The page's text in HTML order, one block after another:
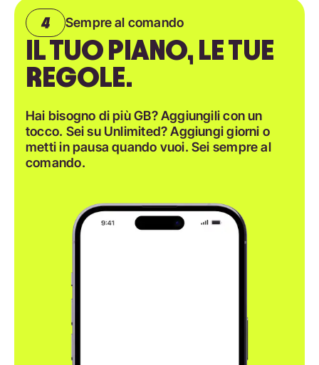
Sempre al comando
IL TUO PIANO, LE TUE
REGOLE.
Hai bisogno di più GB? Aggiungili con un
tocco. Sei su Unlimited? Aggiungi giorni o
metti in pausa quando vuoi. Sei sempre al
comando.